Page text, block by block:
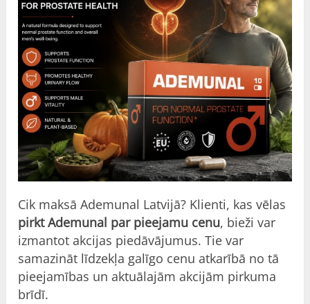
Cik maksā Ademunal Latvijā? Klienti, kas vēlas
pirkt Ademunal par pieejamu cenu, bieži var
izmantot akcijas piedāvājumus. Tie var
samazināt līdzekļa galīgo cenu atkarībā no tā
pieejamības un aktuālajām akcijām pirkuma
brīdī.